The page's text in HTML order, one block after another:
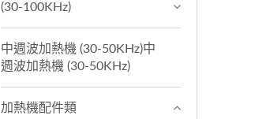
(30-100KHz)
中週波加熱機 (30-50KHz)中
週波加熱機 (30-50KHz)
加熱機配件類